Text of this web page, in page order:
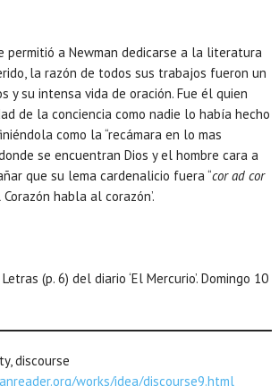
permitió a Newman dedicarse a la literatura
la razón de todos sus trabajos fueron un
y su intensa vida de oración. Fue él quien
de la conciencia como nadie lo había hecho
como la “recámara en lo mas
se encuentran Dios y el hombre cara a
que su lema cardenalicio fuera “cor ad cor
Corazón habla al corazón’.
(p. 6) del diario ‘El Mercurio’. Domingo 10
discourse
works/idea/discourse9.html